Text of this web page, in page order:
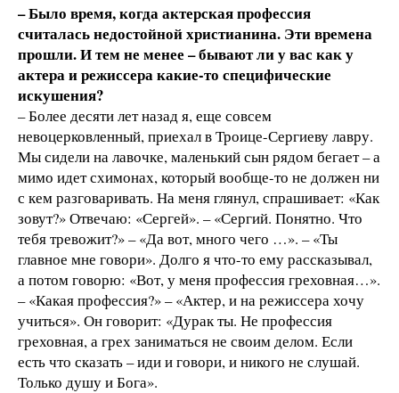
– Было время, когда актерская профессия
считалась недостойной христианина. Эти времена
прошли. И тем не менее – бывают ли у вас как у
актера и режиссера какие-то специфические
искушения?
– Более десяти лет назад я, еще совсем
невоцерковленный, приехал в Троице-Сергиеву лавру.
Мы сидели на лавочке, маленький сын рядом бегает – а
мимо идет схимонах, который вообще-то не должен ни
с кем разговаривать. На меня глянул, спрашивает: «Как
зовут?» Отвечаю: «Сергей». – «Сергий. Понятно. Что
тебя тревожит?» – «Да вот, много чего …». – «Ты
главное мне говори». Долго я что-то ему рассказывал,
а потом говорю: «Вот, у меня профессия греховная…».
– «Какая профессия?» – «Актер, и на режиссера хочу
учиться». Он говорит: «Дурак ты. Не профессия
греховная, а грех заниматься не своим делом. Если
есть что сказать – иди и говори, и никого не слушай.
Только душу и Бога».